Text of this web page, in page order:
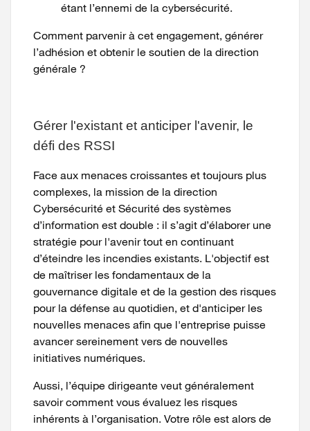
étant l’ennemi de la cybersécurité.
Comment parvenir à cet engagement, générer
l’adhésion et obtenir le soutien de la direction
générale ?
Gérer l'existant et anticiper l'avenir, le
défi des RSSI
Face aux menaces croissantes et toujours plus
complexes, la mission de la direction
Cybersécurité et Sécurité des systèmes
d’information est double : il s’agit d’élaborer une
stratégie pour l'avenir tout en continuant
d’éteindre les incendies existants. L'objectif est
de maîtriser les fondamentaux de la
gouvernance digitale et de la gestion des risques
pour la défense au quotidien, et d'anticiper les
nouvelles menaces afin que l'entreprise puisse
avancer sereinement vers de nouvelles
initiatives numériques.
Aussi, l’équipe dirigeante veut généralement
savoir comment vous évaluez les risques
inhérents à l’organisation. Votre rôle est alors de